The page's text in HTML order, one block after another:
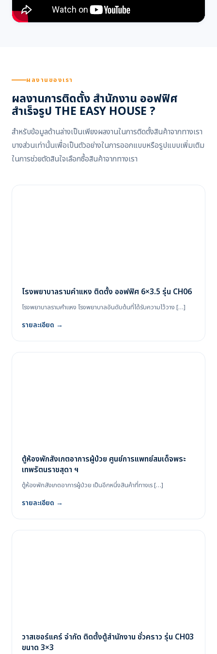
ผลงานของเรา
ผลงานการติดตั้ง สำนักงาน ออฟฟิศ
สำเร็จรูป THE EASY HOUSE ?
สำหรับข้อมูลด้านล่างเป็นเพียงผลงานในการติดตั้งสินค้าจากทางเรา
บางส่วนเท่านั้นเพื่อเป็นตัวอย่างในการออกแบบหรือรูปแบบเพิ่มเติม
ในการช่วยตัดสินใจเลือกซื้อสินค้าจากทางเรา
โรงพยาบาลรามคำแหง ติดตั้ง ออฟฟิศ 6×3.5 รุ่น CH06
โรงพยาบาลรามคำแหง โรงพยาบาลอันดับต้นที่ได้รับความไว้วาง […]
รายละเอียด →
ตู้ห้องพักสังเกตอาการผู้ป่วย ศูนย์การแพทย์สมเด็จพระ
เทพรัตนราชสุดา ฯ
ตู้ห้องพักสังเกตอาการผู้ป่วย เป็นอีกหนึ่งสินค้าที่ทางเร […]
รายละเอียด →
วาสเซอร์แคร์ จำกัด ติดตั้งตู้สำนักงาน ชั่วคราว รุ่น CH03
ขนาด 3×3